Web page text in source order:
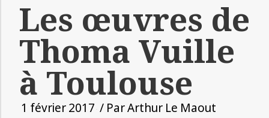
Les œuvres de
Thoma Vuille
à Toulouse
1 février 2017 / ParArthur Le Maout